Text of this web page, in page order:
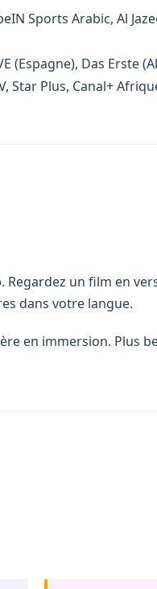
Sports Arabic, Al
(Espagne), Das Erste
Star Plus, Canal+
. Regardez un film en
dans votre langue.
en immersion. Plus